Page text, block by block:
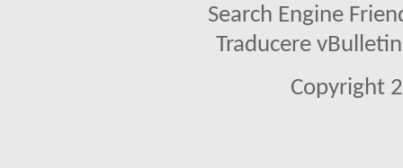
Search Engine
Traducere
Copyright